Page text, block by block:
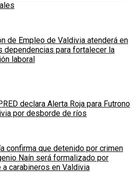
de Empleo de Valdivia atenderá en
dependencias para fortalecer la
laboral
declara Alerta Roja para Futrono
por desborde de ríos
confirma que detenido por crimen
Naín será formalizado por
a carabineros en Valdivia